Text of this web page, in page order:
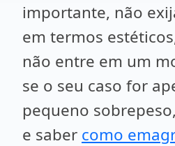
importante, não
em termos
não entre em um
se o seu caso for
pequeno
e saber como